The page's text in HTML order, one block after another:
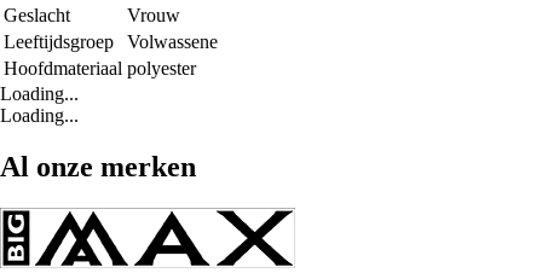
Geslacht
Vrouw
Leeftijdsgroep
Volwassene
Hoofdmateriaal polyester
Loading...
Loading...
Al onze merken